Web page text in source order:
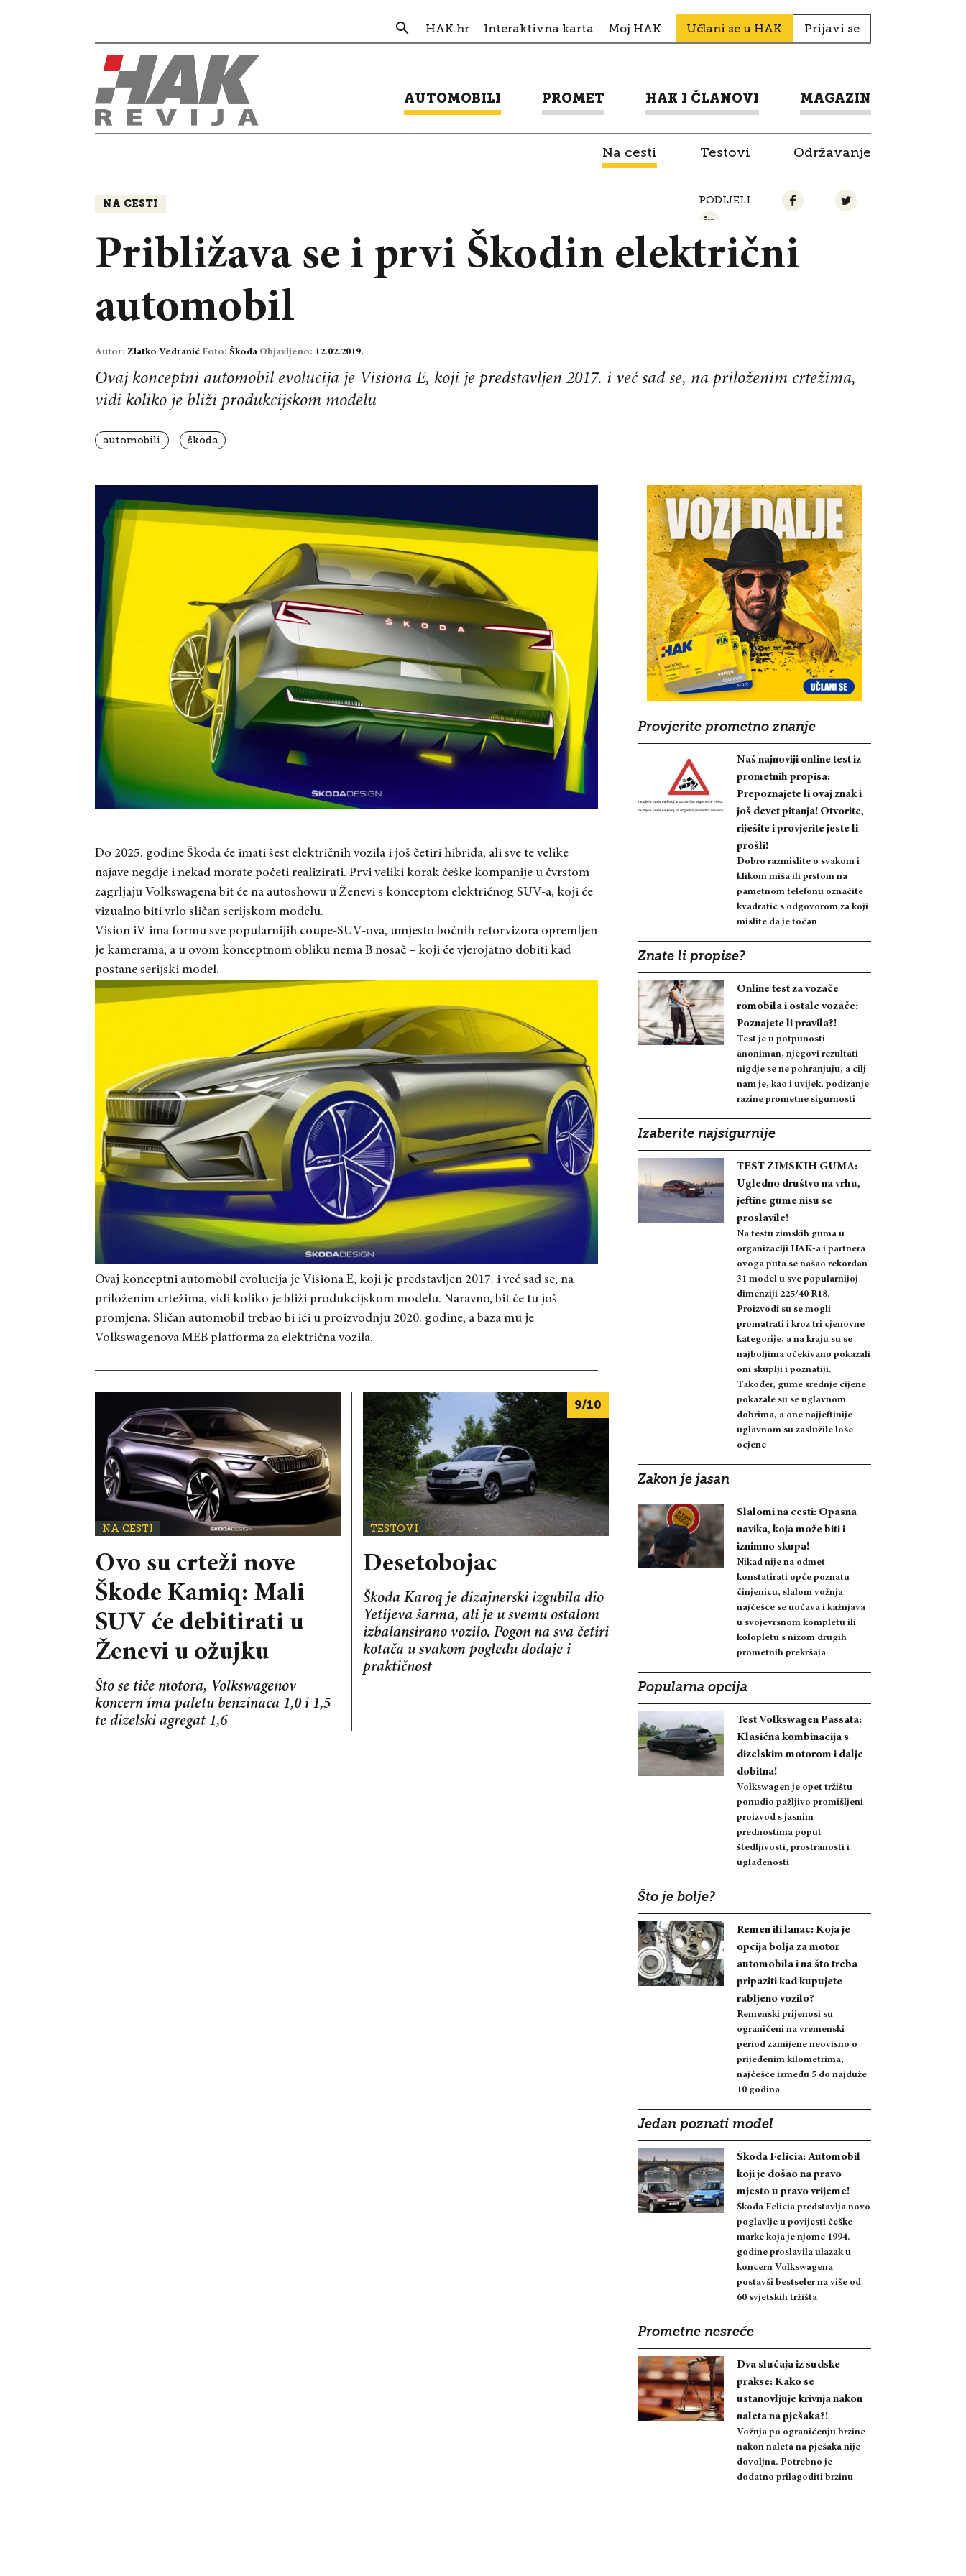
HAK.hr Interaktivna karta Moj HAK Učlani se u HAK Prijavi se
AUTOMOBILI PROMET HAK I ČLANOVI MAGAZIN
Na cesti Testovi Održavanje
NA CESTI PODIJELI
Približava se i prvi Škodin električni
automobil
Autor: Zlatko Vedranić Foto: Škoda Objavljeno: 12.02.2019.
Ovaj konceptni automobil evolucija je Visiona E, koji je predstavljen 2017. i već sad se, na priloženim crtežima,
vidi koliko je bliži produkcijskom modelu
automobili škoda
Do 2025. godine Škoda će imati šest električnih vozila i još četiri hibrida, ali sve te velike
najave negdje i nekad morate početi realizirati. Prvi veliki korak češke kompanije u čvrstom
zagrljaju Volkswagena bit će na autoshowu u Ženevi s konceptom električnog SUV-a, koji će
vizualno biti vrlo sličan serijskom modelu.
Vision iV ima formu sve popularnijih coupe-SUV-ova, umjesto bočnih retorvizora opremljen
je kamerama, a u ovom konceptnom obliku nema B nosač – koji će vjerojatno dobiti kad
postane serijski model.
Ovaj konceptni automobil evolucija je Visiona E, koji je predstavljen 2017. i već sad se, na
priloženim crtežima, vidi koliko je bliži produkcijskom modelu. Naravno, bit će tu još
promjena. Sličan automobil trebao bi ići u proizvodnju 2020. godine, a baza mu je
Volkswagenova MEB platforma za električna vozila.
NA CESTI
Ovo su crteži nove
Škode Kamiq: Mali
SUV će debitirati u
Ženevi u ožujku
Što se tiče motora, Volkswagenov
koncern ima paletu benzinaca 1,0 i 1,5
te dizelski agregat 1,6
TESTOVI
9/10
Desetobojac
Škoda Karoq je dizajnerski izgubila dio
Yetijeva šarma, ali je u svemu ostalom
izbalansirano vozilo. Pogon na sva četiri
kotača u svakom pogledu dodaje i
praktičnost
Provjerite prometno znanje
Naš najnoviji online test iz
prometnih propisa:
Prepoznajete li ovaj znak i
još devet pitanja! Otvorite,
riješite i provjerite jeste li
prošli!
Dobro razmislite o svakom i
klikom miša ili prstom na
pametnom telefonu označite
kvadratić s odgovorom za koji
mislite da je točan
Znate li propise?
Online test za vozače
romobila i ostale vozače:
Poznajete li pravila?!
Test je u potpunosti
anoniman, njegovi rezultati
nigdje se ne pohranjuju, a cilj
nam je, kao i uvijek, podizanje
razine prometne sigurnosti
Izaberite najsigurnije
TEST ZIMSKIH GUMA:
Ugledno društvo na vrhu,
jeftine gume nisu se
proslavile!
Na testu zimskih guma u
organizaciji HAK-a i partnera
ovoga puta se našao rekordan
31 model u sve popularnijoj
dimenziji 225/40 R18.
Proizvodi su se mogli
promatrati i kroz tri cjenovne
kategorije, a na kraju su se
najboljima očekivano pokazali
oni skuplji i poznatiji.
Također, gume srednje cijene
pokazale su se uglavnom
dobrima, a one najjeftinije
uglavnom su zaslužile loše
ocjene
Zakon je jasan
Slalomi na cesti: Opasna
navika, koja može biti i
iznimno skupa!
Nikad nije na odmet
konstatirati opće poznatu
činjenicu, slalom vožnja
najčešće se uočava i kažnjava
u svojevrsnom kompletu ili
kolopletu s nizom drugih
prometnih prekršaja
Popularna opcija
Test Volkswagen Passata:
Klasična kombinacija s
dizelskim motorom i dalje
dobitna!
Volkswagen je opet tržištu
ponudio pažljivo promišljeni
proizvod s jasnim
prednostima poput
štedljivosti, prostranosti i
uglađenosti
Što je bolje?
Remen ili lanac: Koja je
opcija bolja za motor
automobila i na što treba
pripaziti kad kupujete
rabljeno vozilo?
Remenski prijenosi su
ograničeni na vremenski
period zamijene neovisno o
prijeđenim kilometrima,
najčešće između 5 do najduže
10 godina
Jedan poznati model
Škoda Felicia: Automobil
koji je došao na pravo
mjesto u pravo vrijeme!
Škoda Felicia predstavlja novo
poglavlje u povijesti češke
marke koja je njome 1994.
godine proslavila ulazak u
koncern Volkswagena
postavši bestseler na više od
60 svjetskih tržišta
Prometne nesreće
Dva slučaja iz sudske
prakse: Kako se
ustanovljuje krivnja nakon
naleta na pješaka?!
Vožnja po ograničenju brzine
nakon naleta na pješaka nije
dovoljna. Potrebno je
dodatno prilagoditi brzinu